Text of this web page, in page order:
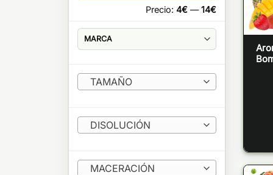
Precio: 4€—14€
TAMAÑO
DISOLUCIÓN
MACERACIÓN